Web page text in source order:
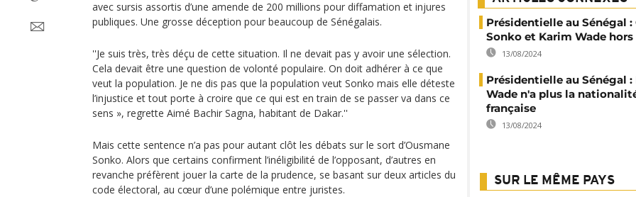
avec sursis assortis d’une amende de 200 millions pour diffamation et injures
publiques. Une grosse déception pour beaucoup de Sénégalais.
''Je suis très, très déçu de cette situation. Il ne devait pas y avoir une sélection.
Cela devait être une question de volonté populaire. On doit adhérer à ce que
veut la population. Je ne dis pas que la population veut Sonko mais elle déteste
l’injustice et tout porte à croire que ce qui est en train de se passer va dans ce
sens », regrette Aimé Bachir Sagna, habitant de Dakar.''
Mais cette sentence n’a pas pour autant clôt les débats sur le sort d’Ousmane
Sonko. Alors que certains confirment l’inéligibilité de l’opposant, d’autres en
revanche préfèrent jouer la carte de la prudence, se basant sur deux articles du
code électoral, au cœur d’une polémique entre juristes.
Présidentielle au Sénégal :
Sonko et Karim Wade hors
13/08/2024
Présidentielle au Sénégal :
Wade n'a plus la
française
13/08/2024
SUR LE MÊME PAYS